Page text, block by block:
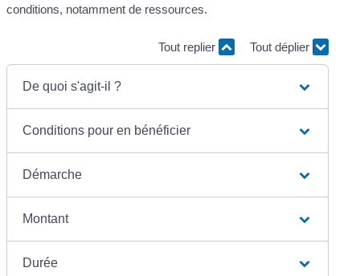
conditions, notamment de ressources.
Tout replier Tout déplier
De quoi s'agit-il ?
Conditions pour en bénéficier
Démarche
Montant
Durée